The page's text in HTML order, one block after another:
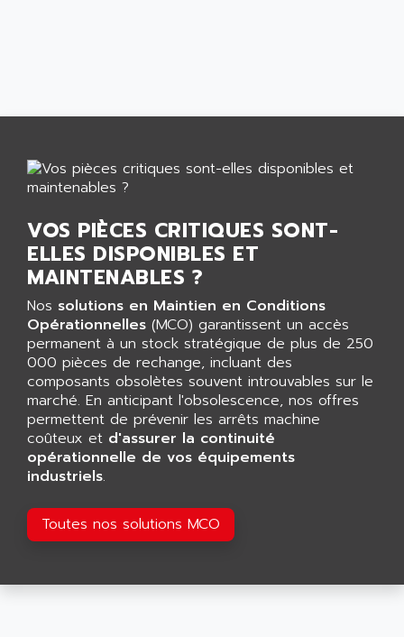
DIXIT
PYRAMID
S3C
4900
MV1000
650 SERIE
ALPHA SVM
FRENIC
RAC
PUSH BUTTON PANEL
VT170
MENTOR II
CD1-K
ACS
ALPHA GETRIEBEBAU
ALPHA SOLWAY
ALPHA VUOTO
ALPHA WIRE
ALPHAGEAR
ALPHEE
ALPINE
ALPS
ALPSITEC
ALR
ALRITMA M
ALRO
ALSPA
ALSTEF
ALSTHOM
ALSTHOM ATLANTIQUE
ALSTOM
VOS PIÈCES CRITIQUES SONT-
ELLES DISPONIBLES ET
MAINTENABLES ?
Nos solutions en Maintien en Conditions
Opérationnelles (MCO) garantissent un accès
permanent à un stock stratégique de plus de 250
000 pièces de rechange, incluant des
composants obsolètes souvent introuvables sur le
marché. En anticipant l'obsolescence, nos offres
permettent de prévenir les arrêts machine
coûteux et d'assurer la continuité
opérationnelle de vos équipements
industriels.
Toutes nos solutions MCO